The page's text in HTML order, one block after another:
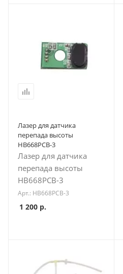
Лазер для датчика
перепада высоты
HB668PCB-3
Лазер для датчика
перепада высоты
HB668PCB-3
Арт.: HB668PCB-3
1 200 р.